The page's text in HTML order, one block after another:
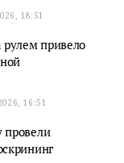
18:51
привело
16:51
провели